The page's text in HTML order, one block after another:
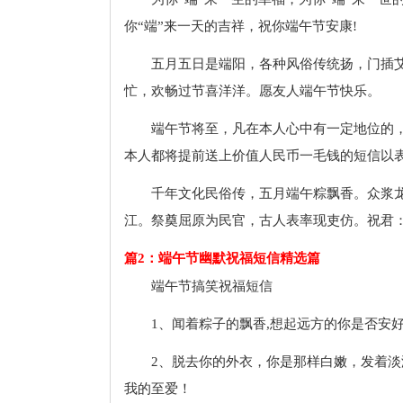
你“端”来一天的吉祥，祝你端午节安康!
五月五日是端阳，各种风俗传统扬，门插
忙，欢畅过节喜洋洋。愿友人端午节快乐。
端午节将至，凡在本人心中有一定地位的
本人都将提前送上价值人民币一毛钱的短信以
千年文化民俗传，五月端午粽飘香。众浆
江。祭奠屈原为民官，古人表率现吏仿。祝君
篇2：端午节幽默祝福短信精选篇
端午节搞笑祝福短信
1、闻着粽子的飘香,想起远方的你是否安
2、脱去你的外衣，你是那样白嫩，发着
我的至爱！